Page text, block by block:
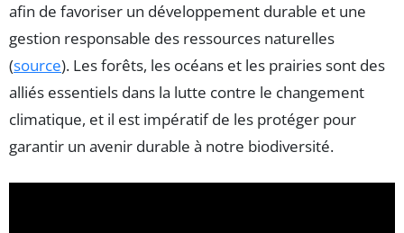
afin de favoriser un développement durable et une
gestion responsable des ressources naturelles
(source). Les forêts, les océans et les prairies sont des
alliés essentiels dans la lutte contre le changement
climatique, et il est impératif de les protéger pour
garantir un avenir durable à notre biodiversité.